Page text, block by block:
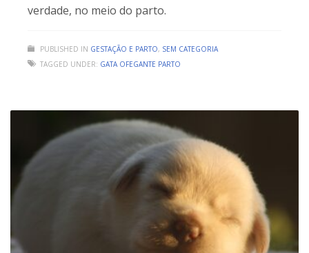
verdade, no meio do parto.
PUBLISHED IN GESTAÇÃO E PARTO, SEM CATEGORIA
TAGGED UNDER: GATA OFEGANTE PARTO